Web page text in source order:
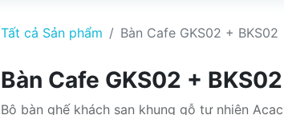
Tất cả Sản phẩm Bàn Cafe GKS02 + BKS02
Bàn Cafe GKS02 + BKS02
Bộ bàn ghế khách sạn khung gỗ tự nhiên